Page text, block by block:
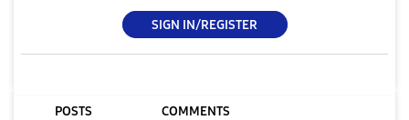
SIGN IN/REGISTER
POSTS COMMENTS